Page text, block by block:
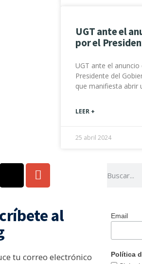
UGT ante el
por el
UGT ante el
Presidente del
que manifiesta abrir
LEER +
25 abril 2024
al
tu correo electrónico
Email
Política